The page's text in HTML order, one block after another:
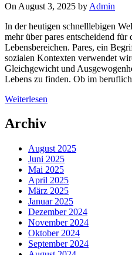
On August 3, 2025 by Admin
In der heutigen schnelllebigen
mehr über pares entscheidend
Lebensbereichen. Pares, ein
sozialen Kontexten verwendet
Gleichgewicht und
Lebens zu finden. Ob im
Weiterlesen
Archiv
August 2025
Juni 2025
Mai 2025
April 2025
März 2025
Januar 2025
Dezember 2024
November 2024
Oktober 2024
September 2024